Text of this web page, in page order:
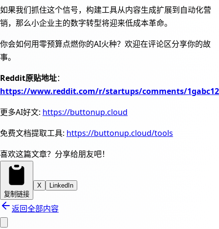
如果我们抓住这个信号，构建工具从内容生成扩展到自动化营
销，那么小企业主的数字转型将迎来低成本革命。
你会如何用零预算点燃你的AI火种？欢迎在评论区分享你的故
事。
Reddit原贴地址：
https://www.reddit.com/r/startups/comments/
更多AI好文: https://buttonup.cloud
免费文档提取工具: https://buttonup.cloud/tools
喜欢这篇文章？分享给朋友吧！
复制链接
X LinkedIn
返回全部内容